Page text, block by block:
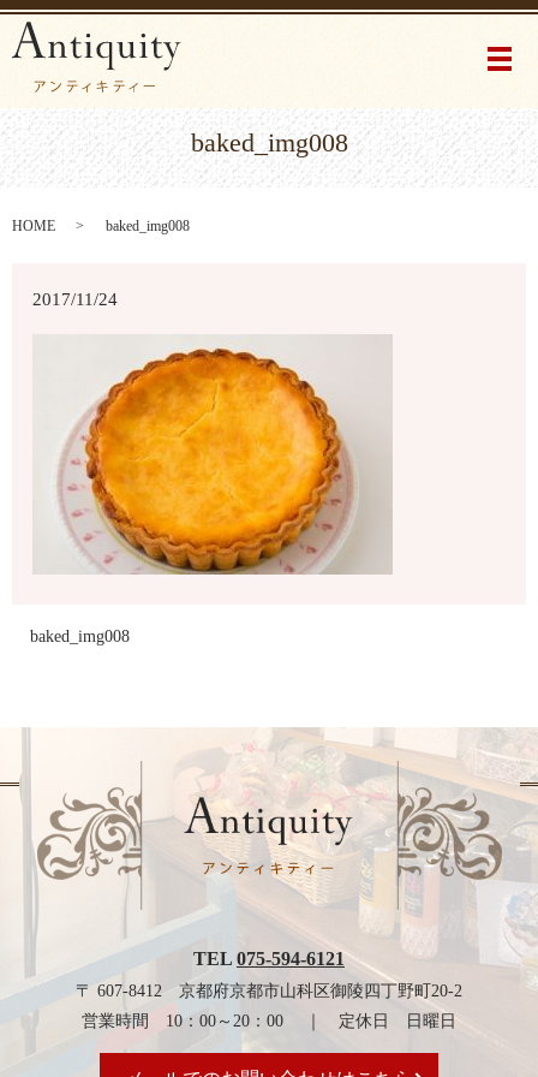
メ
baked_img008
HOME baked_img008
2017/11/24
baked_img008
TEL 075-594-6121
〒 607-8412 京都府京都市山科区御陵四丁野町20-2
営業時間 10：00～20：00 ｜ 定休日 日曜日